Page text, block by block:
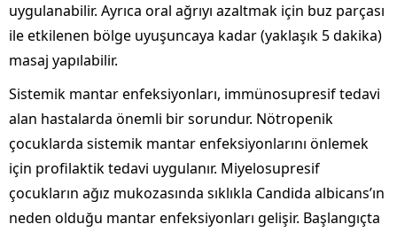
uygulanabilir. Ayrıca oral ağrıyı azaltmak için buz parçası
ile etkilenen bölge uyuşuncaya kadar (yaklaşık 5 dakika)
masaj yapılabilir.
Sistemik mantar enfeksiyonları, immünosupresif tedavi
alan hastalarda önemli bir sorundur. Nötropenik
çocuklarda sistemik mantar enfeksiyonlarını önlemek
için profilaktik tedavi uygulanır. Miyelosupresif
çocukların ağız mukozasında sıklıkla Candida albicans’ın
neden olduğu mantar enfeksiyonları gelişir. Başlangıçta